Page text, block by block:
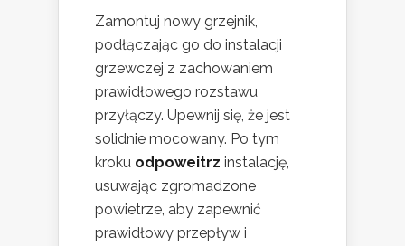
Zamontuj nowy grzejnik,
podłączając go do instalacji
grzewczej z zachowaniem
prawidłowego rozstawu
przyłączy. Upewnij się, że jest
solidnie mocowany. Po tym
kroku odpoweitrz instalację,
usuwając zgromadzone
powietrze, aby zapewnić
prawidłowy przepływ i